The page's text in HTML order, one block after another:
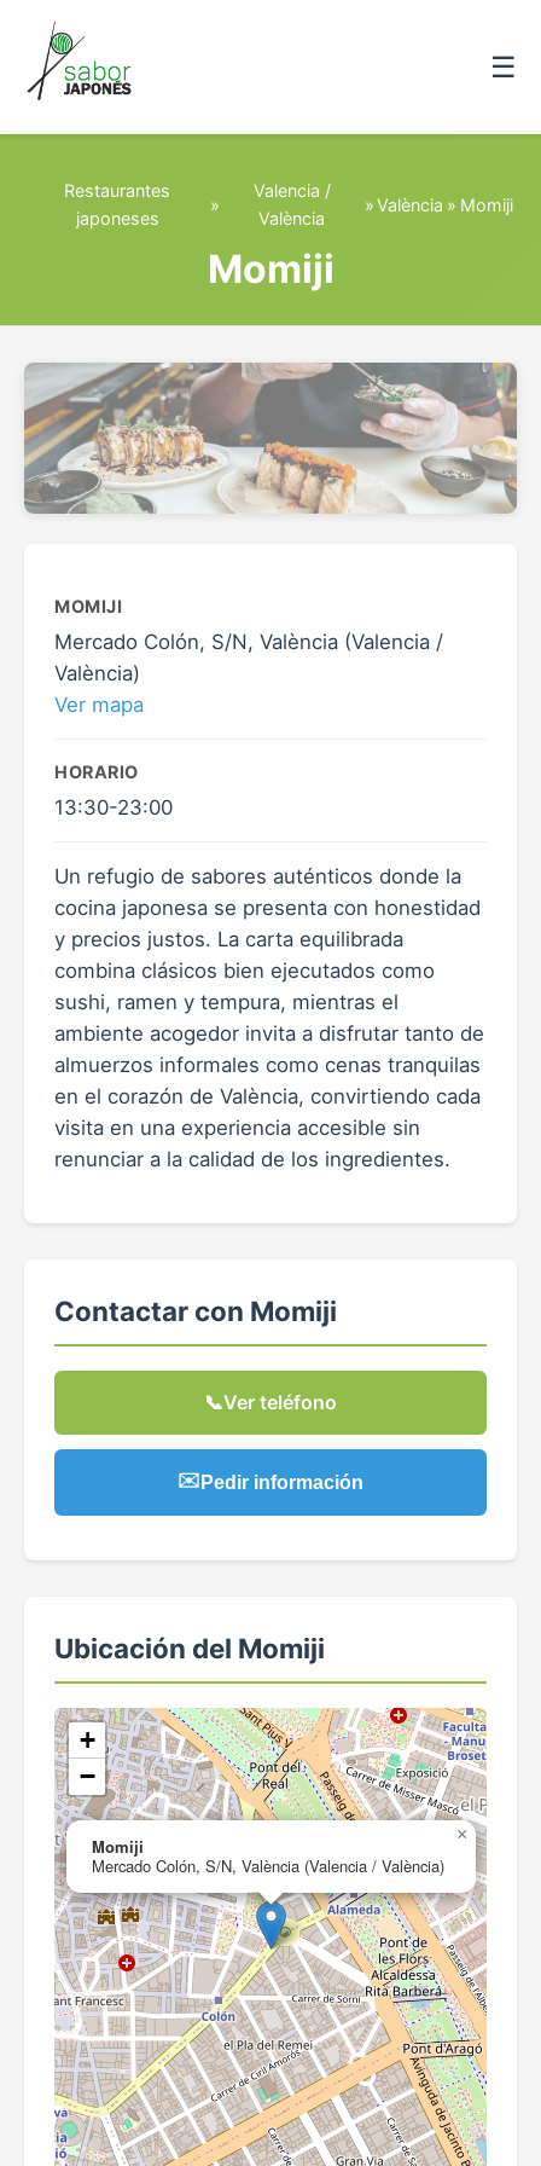
☰
Restaurantes
japoneses
»
Valencia /
València
»València » Momiji
Momiji
MOMIJI
Mercado Colón, S/N, València (Valencia /
València)
Ver mapa
HORARIO
13:30-23:00
Un refugio de sabores auténticos donde la
cocina japonesa se presenta con honestidad
y precios justos. La carta equilibrada
combina clásicos bien ejecutados como
sushi, ramen y tempura, mientras el
ambiente acogedor invita a disfrutar tanto de
almuerzos informales como cenas tranquilas
en el corazón de València, convirtiendo cada
visita en una experiencia accesible sin
renunciar a la calidad de los ingredientes.
Contactar con Momiji
📞Ver teléfono
✉️ Pedir información
Ubicación del Momiji
Momiji
Mercado Colón, S/N, València (Valencia / València)
×
+
−